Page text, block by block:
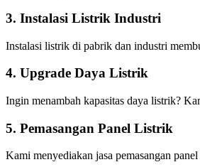
3. Instalasi Listrik Industri
Instalasi listrik di pabrik dan industri
4. Upgrade Daya Listrik
Ingin menambah kapasitas daya listrik?
5. Pemasangan Panel Listrik
Kami menyediakan jasa pemasangan